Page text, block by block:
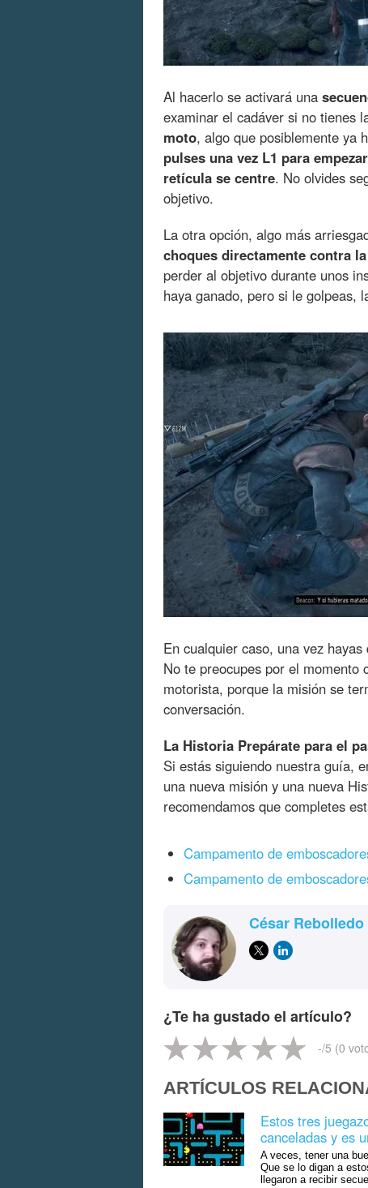
Al hacerlo se activará una
examinar el cadáver si no tienes
moto, algo que posiblemente ya
pulses una vez L1 para
retícula se centre. No olvides
objetivo.
La otra opción, algo más
choques directamente contra
perder al objetivo durante unos
haya ganado, pero si le golpeas,
En cualquier caso, una vez
No te preocupes por el momento
motorista, porque la misión se
conversación.
La Historia Prepárate para el
Si estás siguiendo nuestra guía,
una nueva misión y una nueva
recomendamos que completes
Campamento de
Campamento de
César Rebolledo
¿Te ha gustado el artículo?
-/5 (0
ARTÍCULOS
Estos tres
canceladas y es
A veces, tener una
Que se lo digan a
llegaron a recibir